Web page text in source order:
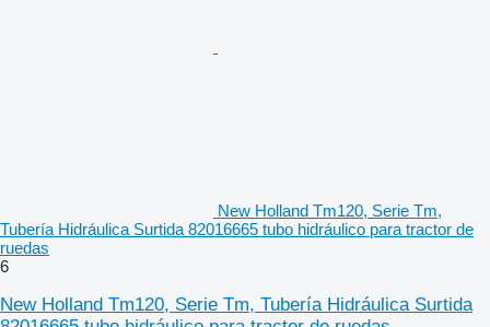
New Holland Tm120, Serie Tm,
Tubería Hidráulica Surtida 82016665 tubo hidráulico para tractor de
ruedas
6
New Holland Tm120, Serie Tm, Tubería Hidráulica Surtida